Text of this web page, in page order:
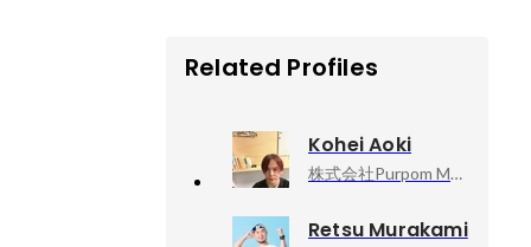
Related Profiles
Kohei Aoki
株式会社Purpom Media Lab, 代表取締役
Retsu Murakami